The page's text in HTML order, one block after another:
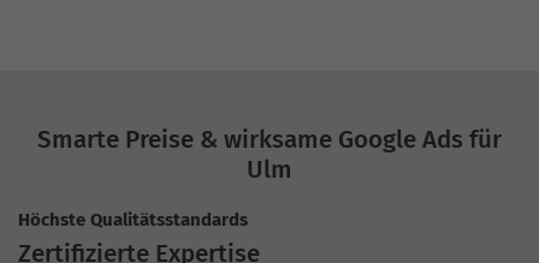
Smarte Preise & wirksame Google Ads für
Ulm
Höchste Qualitätsstandards
Zertifizierte Expertise